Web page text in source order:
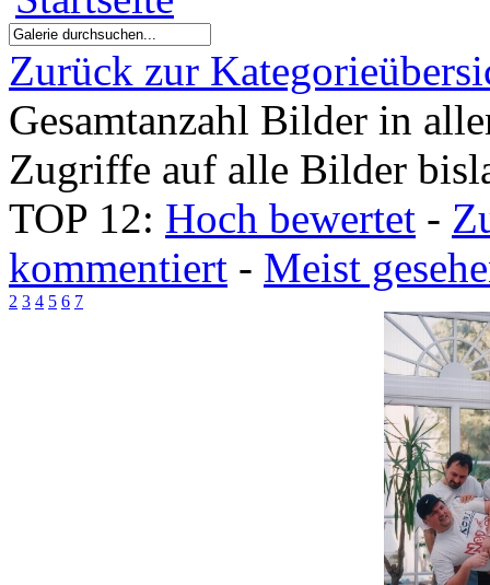
Zurück zur
Gesamtanzahl Bilder in
Zugriffe auf alle Bilder
TOP 12: Hoch bewertet -
kommentiert - Meist
2 3 4 5 6 7